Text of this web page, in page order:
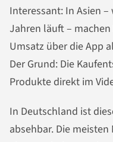
Interessant: In Asien
Jahren läuft –
Umsatz über die App
Der Grund: Die
Produkte direkt im
In Deutschland ist
absehbar. Die